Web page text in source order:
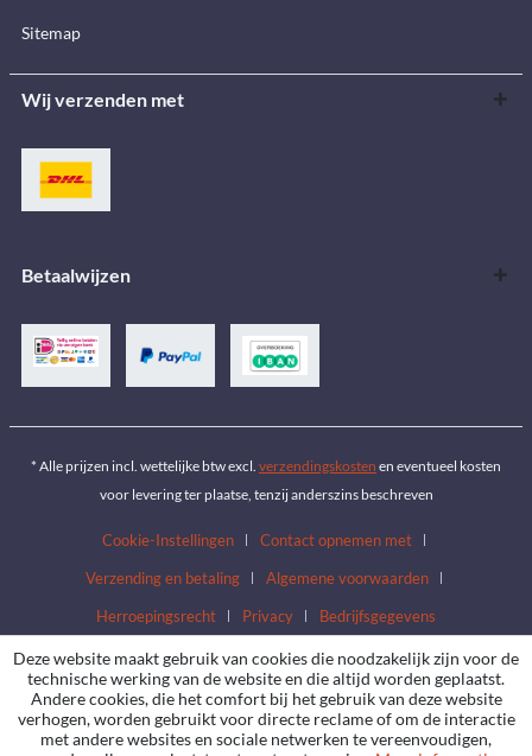
Sitemap
Wij verzenden met
Betaalwijzen
* Alle prijzen incl. wettelijke btw excl. verzendingskosten en eventueel kosten
voor levering ter plaatse, tenzij anderszins beschreven
Cookie-Instellingen
Contact opnemen met
Verzending en betaling
Algemene voorwaarden
Herroepingsrecht
Privacy Bedrijfsgegevens
Deze website maakt gebruik van cookies die noodzakelijk zijn voor de
technische werking van de website en die altijd worden geplaatst.
Andere cookies, die het comfort bij het gebruik van deze website
verhogen, worden gebruikt voor directe reclame of om de interactie
met andere websites en sociale netwerken te vereenvoudigen,